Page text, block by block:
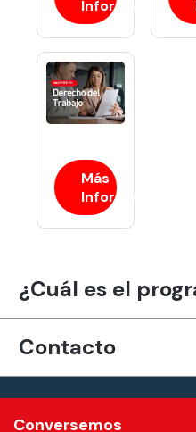
Información
Más
Información
¿Cuál es el
Contacto
Conversemos